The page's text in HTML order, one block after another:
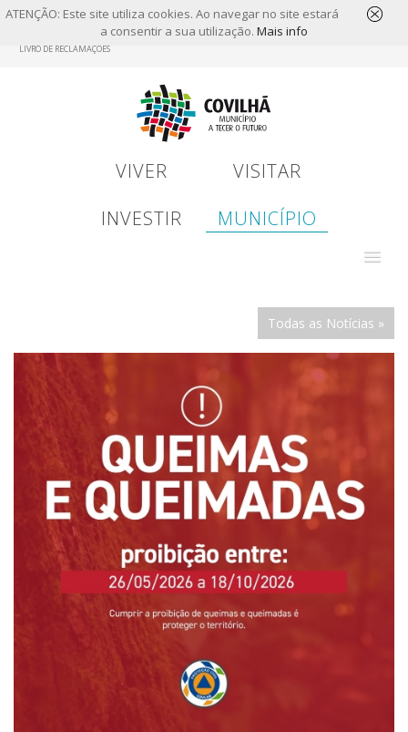
ATENÇÃO: Este site utiliza cookies. Ao navegar no site estará
a consentir a sua utilização. Mais info
LIVRO DE RECLAMAÇÕES
VIVER
VISITAR
INVESTIR
MUNICÍPIO
Todas as Notícias »